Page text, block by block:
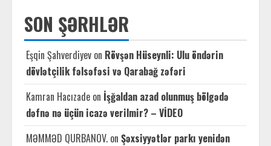
SON ŞƏRHLƏR
Eşqin Şahverdiyev on Rövşən Hüseynli: Ulu öndərin
dövlətçilik fəlsəfəsi və Qarabağ zəfəri
Kamran Hacızade on İşğaldan azad olunmuş bölgədə
dəfnə nə üçün icazə verilmir? – VİDEO
MƏMMƏD QURBANOV. on Şəxsiyyətlər parkı yenidən